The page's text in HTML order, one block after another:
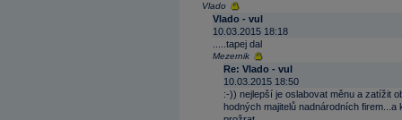
Vlado
Vlado - vul
10.03.2015 18:18
.....tapej dal
Mezernik
Re: Vlado - vul
10.03.2015 18:50
:-)) nejlepší je oslabovat měnu a zatížit
hodných majitelů nadnárodních